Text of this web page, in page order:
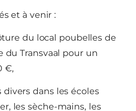
et à venir :
du local poubelles de
du Transvaal pour un
€,
dans les écoles
les sèche-mains, les